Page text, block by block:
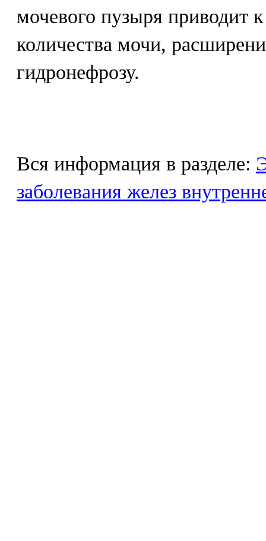
мочевого пузыря приводит
количества мочи,
гидронефрозу.
Вся информация в разделе:
заболевания желез